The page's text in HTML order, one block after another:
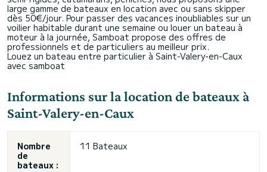
large gamme de bateaux en location avec ou sans skipper
dès 50€/jour. Pour passer des vacances inoubliables sur un
voilier habitable durant une semaine ou louer un bateau à
moteur à la journée, Samboat propose des offres de
professionnels et de particuliers au meilleur prix.
Louez un bateau entre particulier à Saint-Valery-en-Caux
avec samboat
Informations sur la location de bateaux à
Saint-Valery-en-Caux
Nombre
de
bateaux :
11 Bateaux